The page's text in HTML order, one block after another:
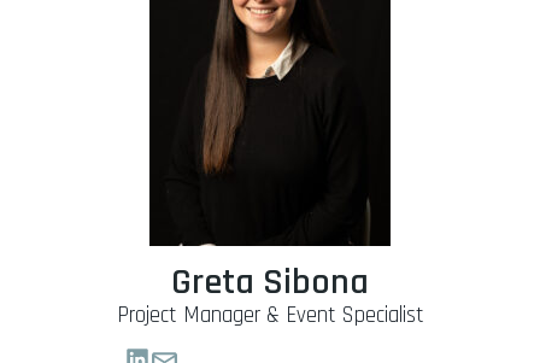
Greta Sibona
Project Manager & Event Specialist